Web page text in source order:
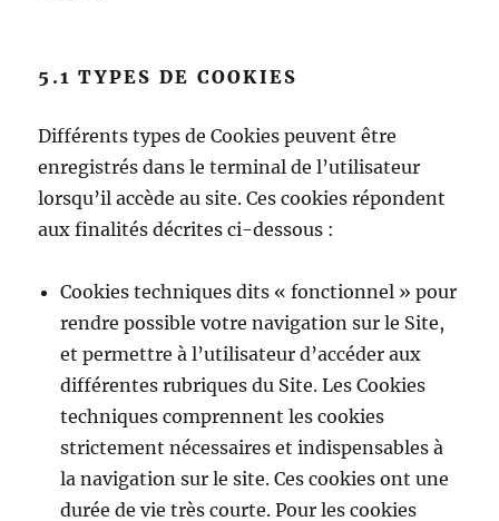
5.1 TYPES DE COOKIES
Différents types de Cookies peuvent être
enregistrés dans le terminal de l’utilisateur
lorsqu’il accède au site. Ces cookies répondent
aux finalités décrites ci-dessous :
Cookies techniques dits « fonctionnel » pour
rendre possible votre navigation sur le Site,
et permettre à l’utilisateur d’accéder aux
différentes rubriques du Site. Les Cookies
techniques comprennent les cookies
strictement nécessaires et indispensables à
la navigation sur le site. Ces cookies ont une
durée de vie très courte. Pour les cookies